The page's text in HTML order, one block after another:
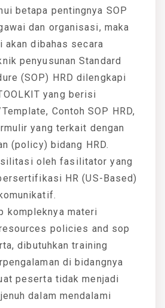
betapa pentingnya SOP
dan organisasi, maka
akan dibahas secara
penyusunan Standard
(SOP) HRD dilengkapi
yang berisi
Contoh SOP HRD,
yang terkait dengan
(policy) bidang HRD.
oleh fasilitator yang
HR (US-Based)
kompleknya materi
policies and sop
dibutuhkan training
di bidangnya
peserta tidak menjadi
dalam mendalami